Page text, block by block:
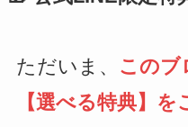
ただいま、 このブ
【選べる特典】を